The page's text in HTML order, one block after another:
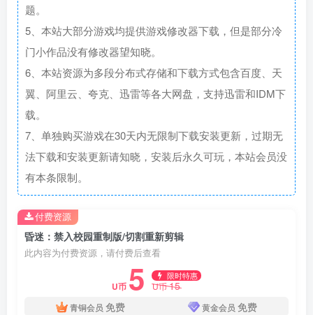
题。
5、本站大部分游戏均提供游戏修改器下载，但是部分冷
门小作品没有修改器望知晓。
6、本站资源为多段分布式存储和下载方式包含百度、天
翼、阿里云、夸克、迅雷等各大网盘，支持迅雷和IDM下
载。
7、单独购买游戏在30天内无限制下载安装更新，过期无
法下载和安装更新请知晓，安装后永久可玩，本站会员没
有本条限制。
昏迷：禁入校园重制版/切割重新剪辑
此内容为付费资源，请付费后查看
U币 5 限时特惠
U币15
青铜会员 免费 黄金会员 免费
付费资源